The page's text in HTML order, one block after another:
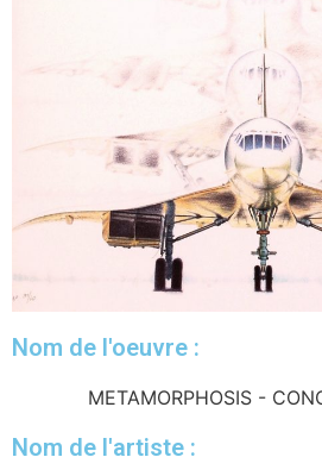
Nom de l'oeuvre :
METAMORPHOSIS -
Nom de l'artiste :